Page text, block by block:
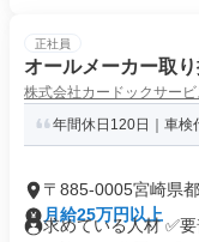
正社員
オールメーカー取
株式会社カードックサービ
年間休日120日｜車検
〒885-0005宮崎県
月給25万円以上
求めている人材 ✅